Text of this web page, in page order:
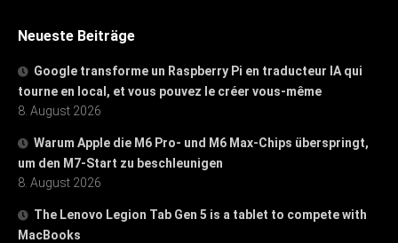
Neueste Beiträge
Google transforme un Raspberry Pi en traducteur IA qui
tourne en local, et vous pouvez le créer vous-même
8. August 2026
Warum Apple die M6 Pro- und M6 Max-Chips überspringt,
um den M7-Start zu beschleunigen
8. August 2026
The Lenovo Legion Tab Gen 5 is a tablet to compete with
MacBooks